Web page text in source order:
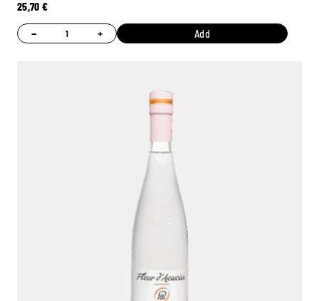
25,70€
− + Add